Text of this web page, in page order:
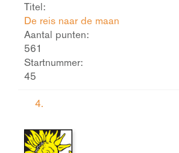
Titel:
De reis naar de maan
Aantal punten:
561
Startnummer:
45
4.